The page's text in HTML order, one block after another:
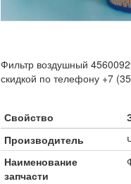
Фильтр воздушный
скидкой по телефону +7
Свойство
Производитель
Наименование
запчасти